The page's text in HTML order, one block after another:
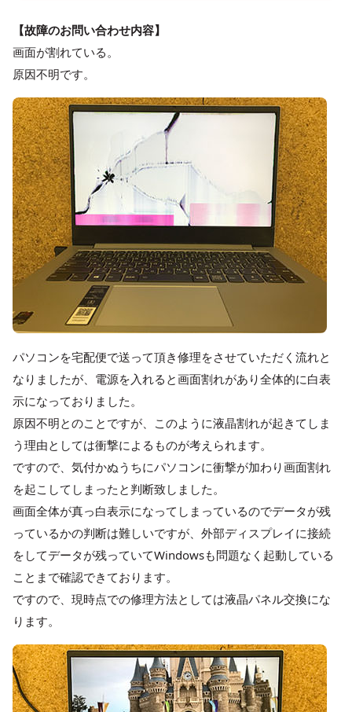
【故障のお問い合わせ内容】
画面が割れている。
原因不明です。
パソコンを宅配便で送って頂き修理をさせていただく流れと
なりましたが、電源を入れると画面割れがあり全体的に白表
示になっておりました。
原因不明とのことですが、このように液晶割れが起きてしま
う理由としては衝撃によるものが考えられます。
ですので、気付かぬうちにパソコンに衝撃が加わり画面割れ
を起こしてしまったと判断致しました。
画面全体が真っ白表示になってしまっているのでデータが残
っているかの判断は難しいですが、外部ディスプレイに接続
をしてデータが残っていてWindowsも問題なく起動している
ことまで確認できております。
ですので、現時点での修理方法としては液晶パネル交換にな
ります。